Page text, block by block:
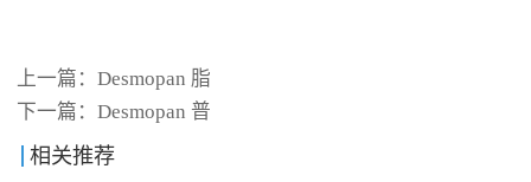
上一篇： Desmopan 脂
下一篇： Desmopan 普
相关推荐